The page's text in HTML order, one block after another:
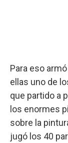
Para eso
ellas uno de
que partido a
los enormes
sobre la
jugó los 40